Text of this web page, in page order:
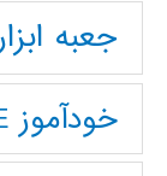
جعبه
خودآموز HSPICE